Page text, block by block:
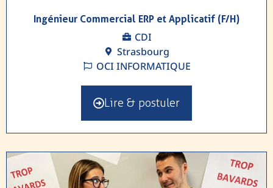
Ingénieur Commercial ERP et Applicatif (F/H)
CDI
Strasbourg
OCI INFORMATIQUE
Lire & postuler